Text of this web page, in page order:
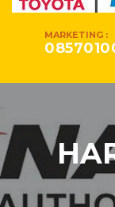
MARKETING :